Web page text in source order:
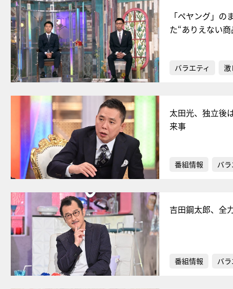
「ペヤング」
た“ありえない商
バラエティ 激
太田光、独立後
来事
番組情報 バラ
吉田鋼太郎、全
番組情報 バラ